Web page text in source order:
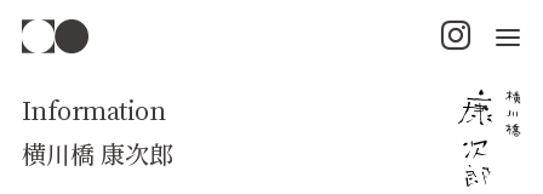
Information
横川橋 康次郎